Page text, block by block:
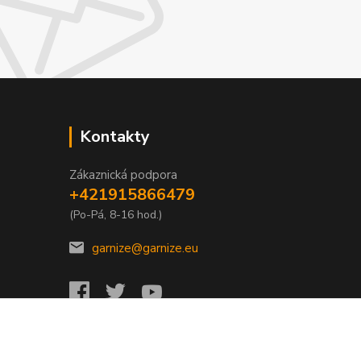
Kontakty
Zákaznická podpora
+421915866479
(Po-Pá, 8-16 hod.)
garnize@garnize.eu